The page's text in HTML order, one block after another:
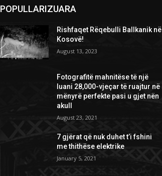
POPULLARIZUARA
Rishfaqet Rëqebulli Ballkanik në
Kosovë!
August 13, 2023
Fotografitë mahnitëse të një
luani 28,000-vjeçar të ruajtur në
mënyrë perfekte pasi u gjet nën
akull
August 23, 2021
7 gjërat që nuk duhet t’i fshini
me thithëse elektrike
January 5, 2021